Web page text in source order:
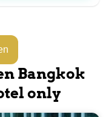
Bangkok
only